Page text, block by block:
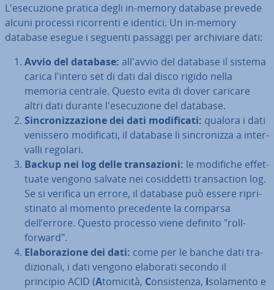
L'e­se­cu­zio­ne pratica degli in-memory database prevede
alcuni processi ri­cor­ren­ti e identici. Un in-memory
database esegue i seguenti passaggi per ar­chi­via­re dati:
Avvio del database: all'avvio del database il sistema
carica l'intero set di dati dal disco rigido nella
memoria centrale. Questo evita di dover caricare
altri dati durante l'e­se­cu­zio­ne del database.
Sin­cro­niz­za­zio­ne dei dati mo­di­fi­ca­ti: qualora i dati
venissero mo­di­fi­ca­ti, il database li sin­cro­niz­za a in­ter­
val­li regolari.
Backup nei log delle tran­sa­zio­ni: le modifiche ef­fet­
tua­te vengono salvate nei co­sid­det­ti tran­sac­tion log.
Se si verifica un errore, il database può essere ri­pri­
sti­na­to al momento pre­ce­den­te la comparsa
dell’errore. Questo processo viene definito "roll-
forward".
Ela­bo­ra­zio­ne dei dati: come per le banche dati tra­
di­zio­na­li, i dati vengono elaborati secondo il
principio ACID (Atomicità, Con­si­sten­za, Isolamento e